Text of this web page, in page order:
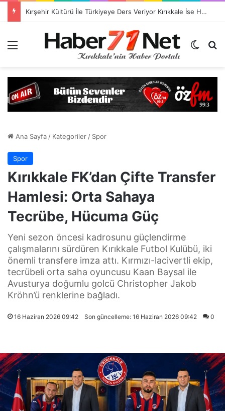
Kırşehir Kültürü İle Türkiyeye Ders Veriyor Kırıkkale İse Hala Seyrediyor !!!
Dış
Ana Sayfa/ Kategoriler/ Spor
Spor
Kırıkkale FK’dan Çifte Transfer
Hamlesi: Orta Sahaya
Tecrübe, Hücuma Güç
Yeni sezon öncesi kadrosunu güçlendirme
çalışmalarını sürdüren Kırıkkale Futbol Kulübü, iki
önemli transfere imza attı. Kırmızı-lacivertli ekip,
tecrübeli orta saha oyuncusu Kaan Baysal ile
Avusturya doğumlu golcü Christopher Jakob
Kröhn’ü renklerine bağladı.
16 Haziran 2026 09:42 Son güncelleme: 16 Haziran 2026 09:42 0